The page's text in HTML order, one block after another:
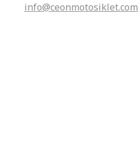
info@ceonmotosiklet.com